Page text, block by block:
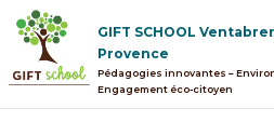
Skip
content
GIFT SCHOOL
Provence
Pédagogies innovantes –
Engagement éco-citoyen